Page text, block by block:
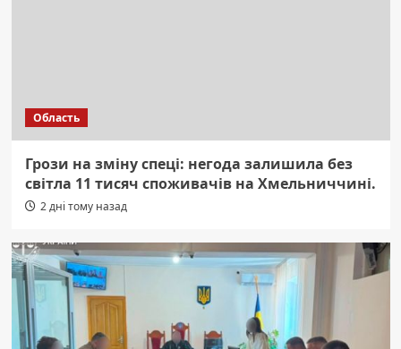
Область
Грози на зміну спеці: негода залишила без
світла 11 тисяч споживачів на Хмельниччині.
2 дні тому назад